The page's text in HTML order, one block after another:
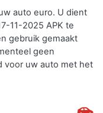
auto euro. U dient
11-2025 APK te
gebruik gemaakt
geen
voor uw auto met het